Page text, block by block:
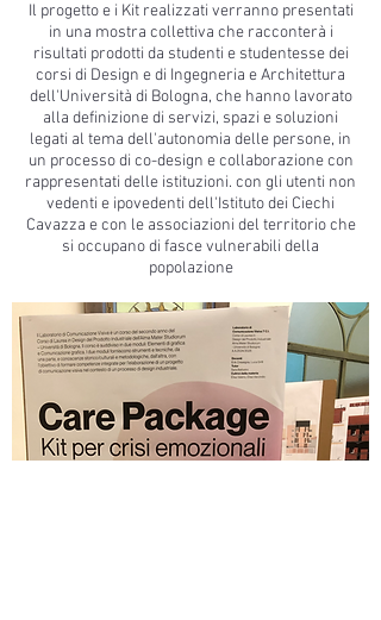
Il progetto e i Kit realizzati verranno presentati
in una mostra collettiva che racconterà i
risultati prodotti da studenti e studentesse dei
corsi di Design e di Ingegneria e Architettura
dell'Università di Bologna, che hanno lavorato
alla definizione di servizi, spazi e soluzioni
legati al tema dell'autonomia delle persone, in
un processo di co-design e collaborazione con
rappresentati delle istituzioni. con gli utenti non
vedenti e ipovedenti dell'Istituto dei Ciechi
Cavazza e con le associazioni del territorio che
si occupano di fasce vulnerabili della
popolazione